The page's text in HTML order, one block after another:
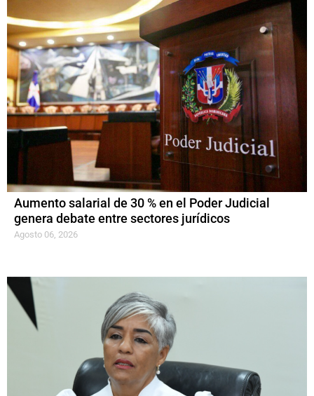
Aumento salarial de 30 % en el Poder Judicial
genera debate entre sectores jurídicos
Agosto 06, 2026